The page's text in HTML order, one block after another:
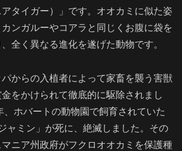
アタイガー）」です。オオカミに似た姿
ンガルーやコアラと同じくお腹に袋を
全く異なる進化を遂げた動物です。
からの入植者によって家畜を襲う害獣
をかけられて徹底的に駆除されまし
、ホバートの動物園で飼育されていた
ャミン」が死に、絶滅しました。その
ニア州政府がフクロオオカミを保護種